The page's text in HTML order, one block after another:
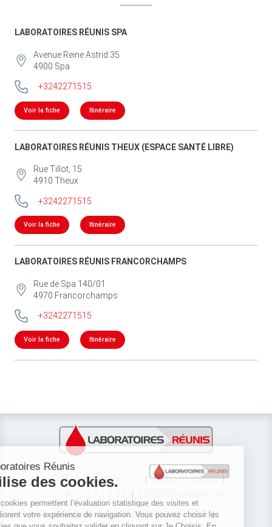
LABORATOIRES RÉUNIS SPA
Avenue Reine Astrid 35
4900 Spa
+3242271515
Voir la fiche Itinéraire
LABORATOIRES RÉUNIS THEUX (ESPACE SANTÉ LIBRE)
Rue Tillot, 15
4910 Theux
+3242271515
Voir la fiche Itinéraire
LABORATOIRES RÉUNIS FRANCORCHAMPS
Rue de Spa 140/01
4970 Francorchamps
+3242271515
Voir la fiche Itinéraire
LIEGE: rue Bureau, 37
4620 FLERON
NAMUR : rue Joseph Durieux, 133